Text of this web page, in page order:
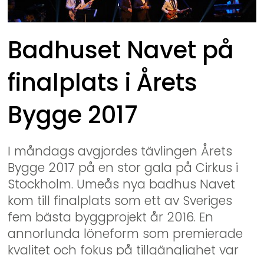
Badhuset Navet på
finalplats i Årets
Bygge 2017
I måndags avgjordes tävlingen Årets
Bygge 2017 på en stor gala på Cirkus i
Stockholm. Umeås nya badhus Navet
kom till finalplats som ett av Sveriges
fem bästa byggprojekt år 2016. En
annorlunda löneform som premierade
kvalitet och fokus på tillgänglighet var